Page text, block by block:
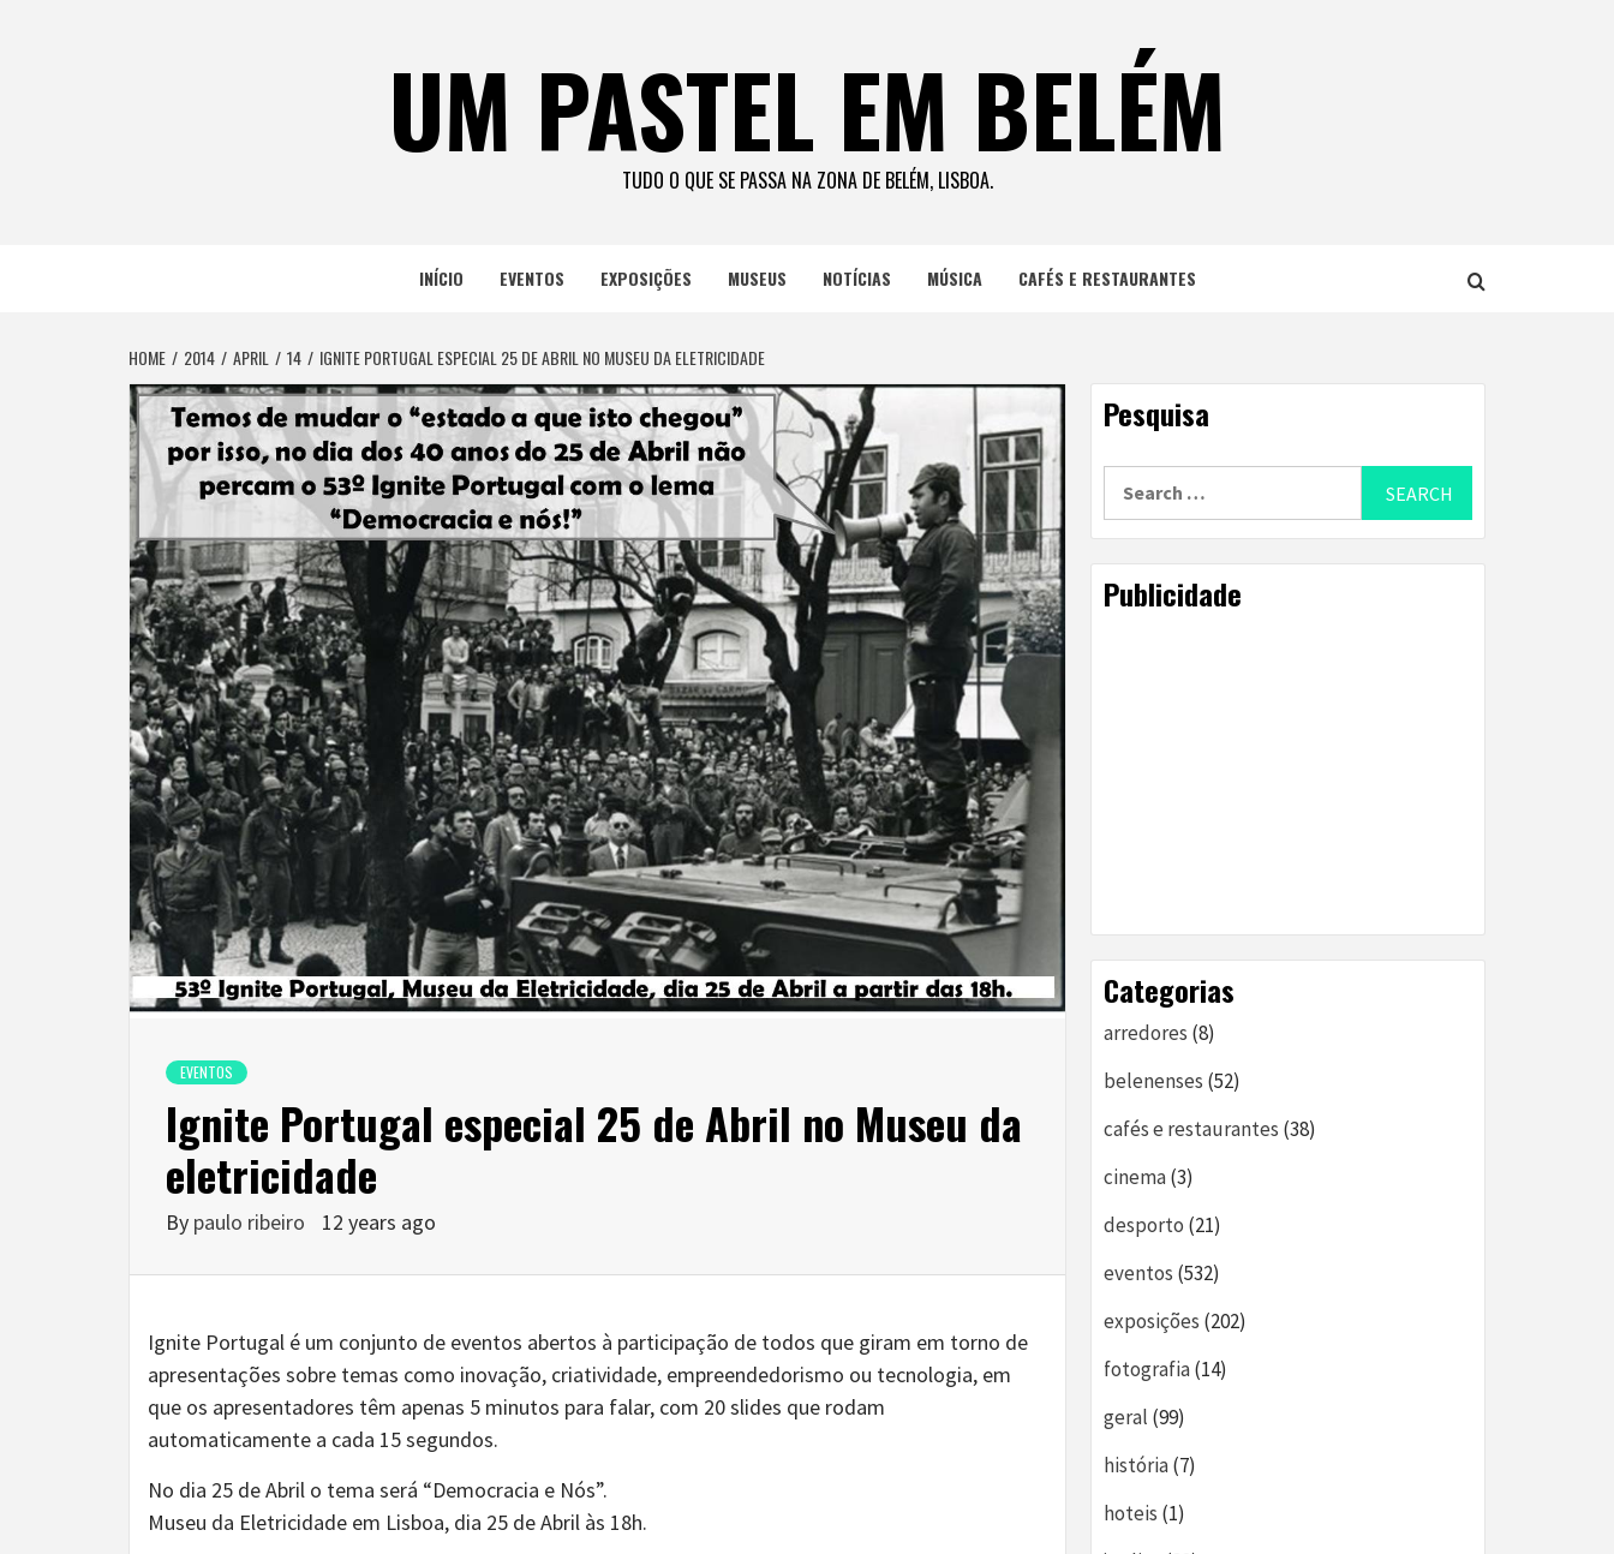
UM PASTEL EM BELÉM
TUDO O QUE SE PASSA NA ZONA DE BELÉM, LISBOA.
INÍCIO EVENTOS EXPOSIÇÕES MUSEUS NOTÍCIAS MÚSICA CAFÉS E RESTAURANTES
HOME 2014 APRIL 14 IGNITE PORTUGAL ESPECIAL 25 DE ABRIL NO MUSEU DA ELETRICIDADE
EVENTOS
Ignite Portugal especial 25 de Abril no Museu da
eletricidade
By paulo ribeiro 12 years ago
Ignite Portugal é um conjunto de eventos abertos à participação de todos que giram em torno de
apresentações sobre temas como inovação, criatividade, empreendedorismo ou tecnologia, em
que os apresentadores têm apenas 5 minutos para falar, com 20 slides que rodam
automaticamente a cada 15 segundos.
No dia 25 de Abril o tema será “Democracia e Nós”.
Museu da Eletricidade em Lisboa, dia 25 de Abril às 18h.
Pesquisa
Publicidade
Categorias
arredores (8)
belenenses (52)
cafés e restaurantes (38)
cinema(3)
desporto (21)
eventos (532)
exposições (202)
fotografia(14)
geral (99)
história(7)
hoteis (1)